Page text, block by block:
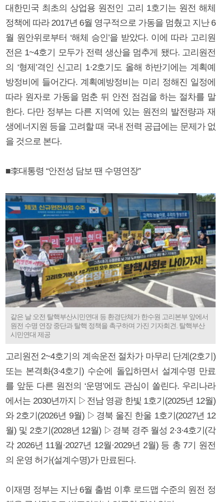
대한민국 최초의 상업용 원전인 고리 1호기는 원전 해체
정책에 따라 2017년 6월 영구적으로 가동을 멈췄고 지난 6
월 원안위로부터 ‘해체 승인’을 받았다. 이에 따라 고리원
전은 1~4호기 모두가 전력 생산을 멈추게 됐다. 고리원전
의 ‘형제’격인 신고리 1·2호기도 올해 하반기에는 계획예
방정비에 들어간다. 계획예방정비는 미리 정해진 일정에
따라 원자로 가동을 멈춘 뒤 안전 점검을 하는 절차를 말
한다. 다만 정부는 다른 지역에 있는 원전의 발전량과 재
생에너지원 등을 고려할 때 국내 전력 공급에는 문제가 없
을 것으로 본다.
■李대통령 “안전성 담보 땐 수명연장”
같은 날 오전 탈핵부산시민연대 등 환경단체가 한수원 고리본부 앞에서
원전 수명 연장 중단과 탈핵 정책을 촉구하며 가진 기자회견. 탈핵부산
시민연대 제공
고리원전 2~4호기의 계속운전 절차가 마무리 단계(2호기)
또는 본격화(3·4호기) 수순에 돌입하면서 설계수명 만료
를 앞둔 다른 원전의 ‘운명’에도 관심이 쏠린다. 우리나라
에서는 2030년까지 ▷전남 영광 한빛 1호기(2025년 12월)
와 2호기(2026년 9월) ▷경북 울진 한울 1호기(2027년 12
월) 및 2호기(2028년 12월) ▷경북 경주 월성 2·3·4호기(각
각 2026년 11월·2027년 12월·2029년 2월) 등 총 7기 원전
의 운영 허가(설계수명)가 만료된다.
이재명 정부는 지난 6월 출범 이후 로드맵 수준의 원전 정